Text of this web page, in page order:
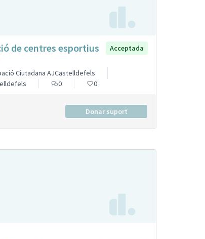
de centres esportius
Acceptada
Ciutadana AJCastelldefels
0 0
Donar suport